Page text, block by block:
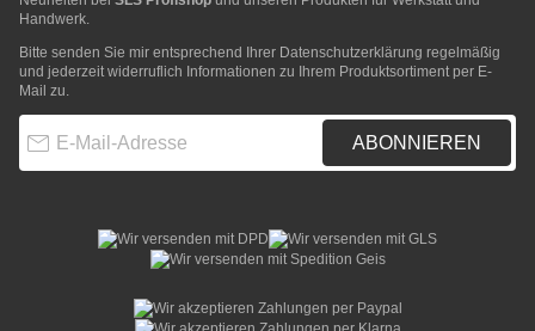
Handwerk.
Bitte senden Sie mir entsprechend Ihrer Datenschutzerklärung regelmäßig
und jederzeit widerruflich Informationen zu Ihrem Produktsortiment per E-
Mail zu.
ABONNIEREN